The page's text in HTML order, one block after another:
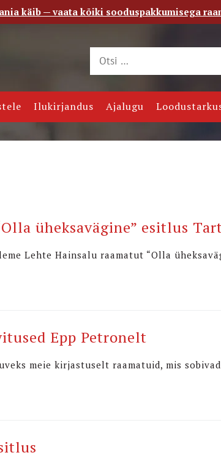
Kontakt
Ilukirjandus Ajalugu
üheksavägine” esitlus
Lehte Hainsalu raamatut “Olla
Epp Petronelt
meie kirjastuselt raamatuid, mis
käib — vaata kõiki sooduspakkumisega